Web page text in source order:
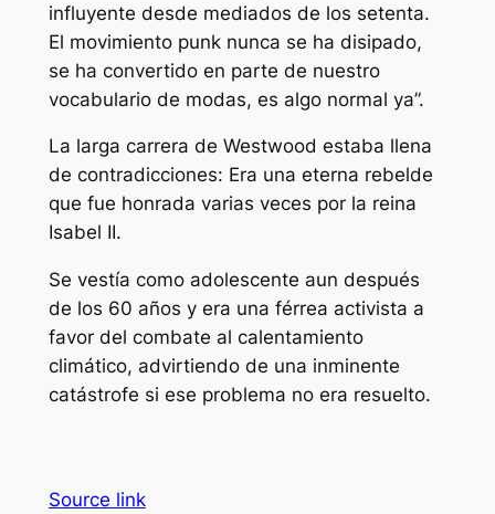
influyente desde mediados de los setenta.
El movimiento punk nunca se ha disipado,
se ha convertido en parte de nuestro
vocabulario de modas, es algo normal ya”.
La larga carrera de Westwood estaba llena
de contradicciones: Era una eterna rebelde
que fue honrada varias veces por la reina
Isabel II.
Se vestía como adolescente aun después
de los 60 años y era una férrea activista a
favor del combate al calentamiento
climático, advirtiendo de una inminente
catástrofe si ese problema no era resuelto.
Source link